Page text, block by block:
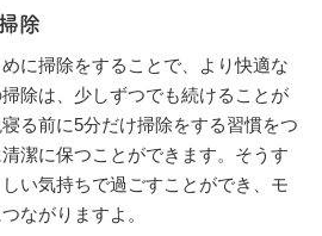
除
に掃除をすることで、より快適な
除は、少しずつでも続けることが
る前に5分だけ掃除をする習慣をつ
潔に保つことができます。そうす
い気持ちで過ごすことができ、モ
ながりますよ。